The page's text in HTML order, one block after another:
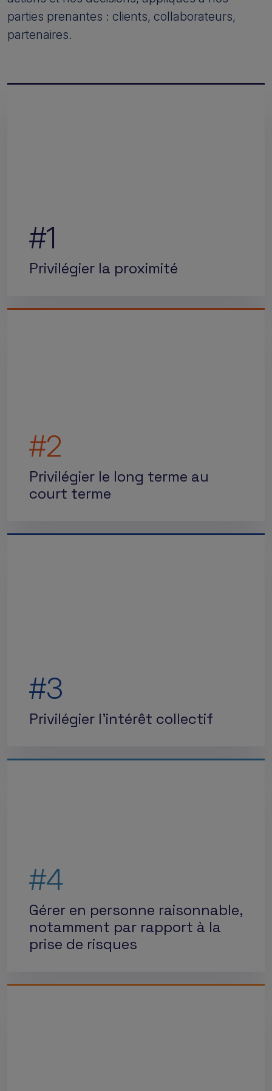
parties prenantes : clients, collaborateurs,
partenaires.
#1
Privilégier la proximité
#2
Privilégier le long terme au
court terme
#3
Privilégier l'intérêt collectif
#4
Gérer en personne raisonnable,
notamment par rapport à la
prise de risques